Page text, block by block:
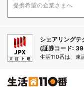
提携希望の企業さまへ
シェアリングテ
(証券コード:
生活110番は、東